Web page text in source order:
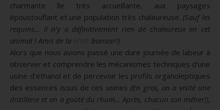
charmante île très accueillante, aux paysages
époustouflant et une population très chaleureuse. (Sauf les
requins… Il n’y a définitivement rien de chaleureux en cet
animal ! Amis de la
bonsoir!)
Alors que nous avions passé une dure journée de labeur à
observer et comprendre les mécanismes techniques d’une
usine d’éthanol et de percevoir les profils organoleptiques
des essences issus de ces usines (En gros, on a visité une
distillerie et on a goûté du rhum… Après, chacun son métier!),